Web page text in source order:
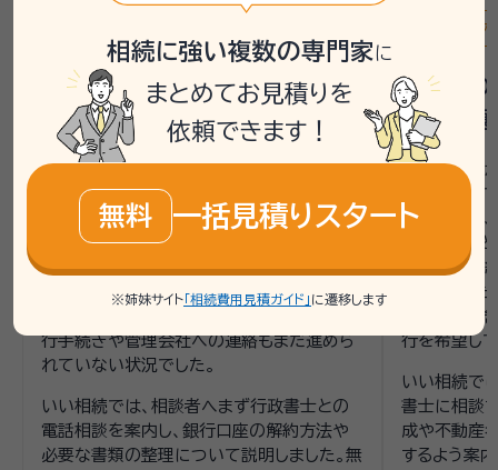
銀行預金の解約と遺産分割協議
に悩む
相談者は母親が亡くなり、銀行口座の解約や
戸籍収集、遺産分割協議書の作成に困って
いました。母親の遺産は主に複数の銀行預
金で、兄弟姉妹である姉と共に相続人となっ
ています。遺言書がないため、遺産分割協議
が必要であること、また、戸籍謄本を揃える
行手続きや管理会社への連絡もまだ進めら
れていない状況でした。
いい相続では、相談者へまず行政書士との
電話相談を案内し、銀行口座の解約方法や
必要な書類の整理について説明しました。無
不動産の
きの課題
相談者の父
続きが進ん
母と相談者
変更するこ
具体的な手
ました。ま
ルティを懸
行を希望し
いい相続で
書士に相談
成や不動産
するよう案
相続に強い複数の専門家に
まとめてお見積りを
依頼できます！
無料 一括見積りスタート
※姉妹サイト 「相続費用見積ガイド」 に遷移します